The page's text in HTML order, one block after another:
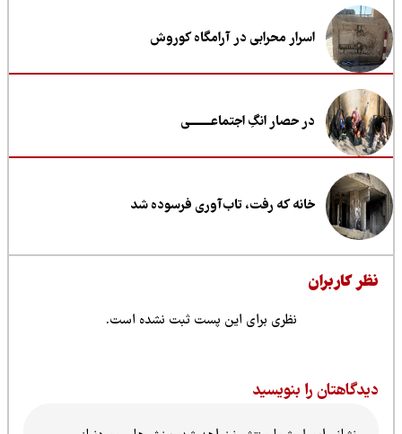
اسرار محرابی در آرامگاه کوروش
در حصار انگِ اجتماعــــــــی
خانه که رفت، تاب‌آوری فرسوده شد
کاربران
نظری برای این پست ثبت نشده است.
را بنویسید